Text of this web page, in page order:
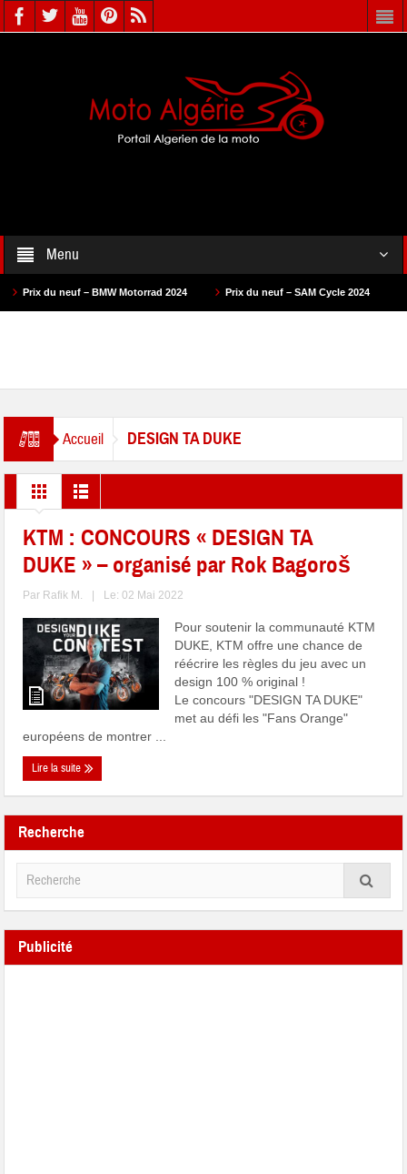
Menu
Prix du neuf – BMW Motorrad 2024 Prix du neuf – SAM Cycle 2024
Accueil DESIGN TA DUKE
KTM : CONCOURS « DESIGN TA
DUKE » – organisé par Rok Bagoroš
Par Rafik M. Le: 02 Mai 2022
Pour soutenir la communauté KTM
DUKE, KTM offre une chance de
réécrire les règles du jeu avec un
design 100 % original !
Le concours "DESIGN TA DUKE"
met au défi les "Fans Orange"
européens de montrer ...
Lire la suite
Recherche
Publicité